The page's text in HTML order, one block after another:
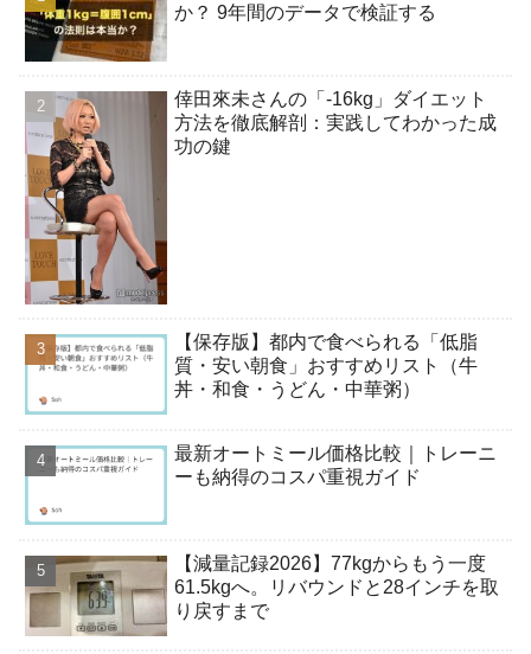
か？ 9年間のデータで検証する
倖田來未さんの「-16kg」ダイエット
方法を徹底解剖：実践してわかった成
功の鍵
【保存版】都内で食べられる「低脂
質・安い朝食」おすすめリスト（牛
丼・和食・うどん・中華粥）
最新オートミール価格比較｜トレーニ
ーも納得のコスパ重視ガイド
【減量記録2026】77kgからもう一度
61.5kgへ。リバウンドと28インチを取
り戻すまで